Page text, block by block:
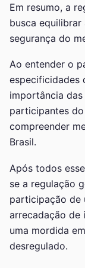
Em resumo, a
busca
segurança do
Ao entender o
especificidades
importância das
participantes
compreender
Brasil.
Após todos
se a regulação
participação de
arrecadação de
uma mordida
desregulado.